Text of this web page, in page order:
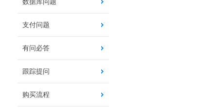
支付问题
有问必答
跟踪提问
购买流程